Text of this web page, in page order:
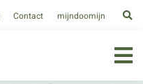
Contact mijndoomijn